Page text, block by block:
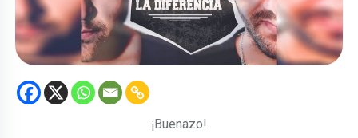
¡Buenazo!